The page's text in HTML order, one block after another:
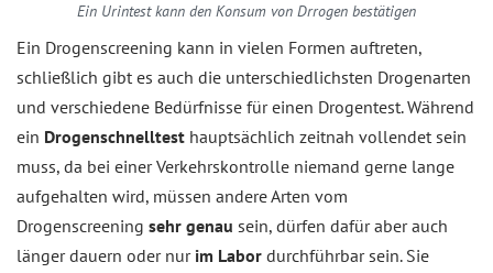
Ein Urintest kann den Konsum von Drrogen bestätigen
Ein Drogenscreening kann in vielen Formen auftreten,
schließlich gibt es auch die unterschiedlichsten Drogenarten
und verschiedene Bedürfnisse für einen Drogentest. Während
ein Drogenschnelltest hauptsächlich zeitnah vollendet sein
muss, da bei einer Verkehrskontrolle niemand gerne lange
aufgehalten wird, müssen andere Arten vom
Drogenscreening sehr genau sein, dürfen dafür aber auch
länger dauern oder nur im Labor durchführbar sein. Sie